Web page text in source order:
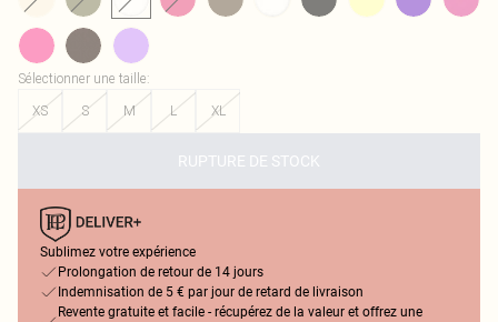
Sélectionner une taille:
XS
S M L XL
RUPTURE DE STOCK
Sublimez votre expérience
Prolongation de retour de 14 jours
Indemnisation de 5 € par jour de retard de livraison
Revente gratuite et facile - récupérez de la valeur et offrez une